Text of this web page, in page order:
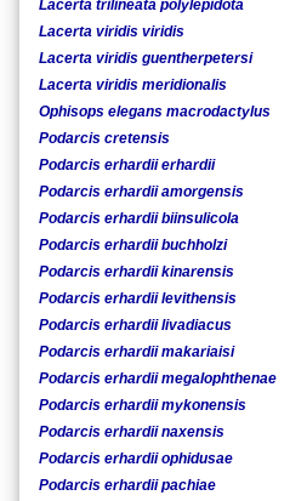
Lacerta trilineata polylepidota
Lacerta viridis viridis
Lacerta viridis guentherpetersi
Lacerta viridis meridionalis
Ophisops elegans macrodactylus
Podarcis cretensis
Podarcis erhardii erhardii
Podarcis erhardii amorgensis
Podarcis erhardii biinsulicola
Podarcis erhardii buchholzi
Podarcis erhardii kinarensis
Podarcis erhardii levithensis
Podarcis erhardii livadiacus
Podarcis erhardii makariaisi
Podarcis erhardii megalophthenae
Podarcis erhardii mykonensis
Podarcis erhardii naxensis
Podarcis erhardii ophidusae
Podarcis erhardii pachiae